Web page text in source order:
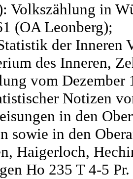
Volkszählung in
(OA Leonberg);
der Inneren
des Inneren,
vom
Notizen
in den
sowie in den
Haigerloch,
Ho 235 T 4-5